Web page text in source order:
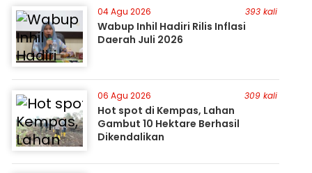
04 Agu 2026 393 kali
Wabup Inhil Hadiri Rilis Inflasi
Daerah Juli 2026
06 Agu 2026 309 kali
Hot spot di Kempas, Lahan
Gambut 10 Hektare Berhasil
Dikendalikan